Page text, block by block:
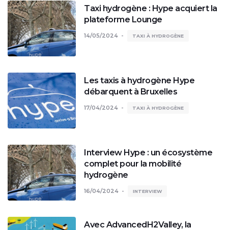
Taxi hydrogène : Hype acquiert la
plateforme Lounge
14/05/2024 TAXI À HYDROGÈNE
Les taxis à hydrogène Hype
débarquent à Bruxelles
17/04/2024 TAXI À HYDROGÈNE
Interview Hype : un écosystème
complet pour la mobilité
hydrogène
16/04/2024 INTERVIEW
Avec AdvancedH2Valley, la